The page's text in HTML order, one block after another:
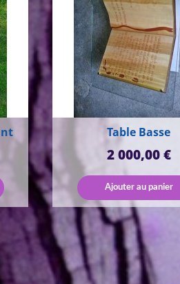
Table Basse
Prix
2 000,00 €
Ajouter au panier